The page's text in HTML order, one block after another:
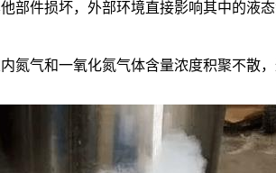
部件损坏，外部环境直接影响其中的液态
气和一氧化氮气体含量浓度积聚不散，